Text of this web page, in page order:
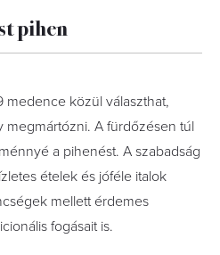
pihen
medence közül választhat,
megmártózni. A fürdőzésen túl
a pihenést. A szabadság
ételek és jóféle italok
mellett érdemes
fogásait is.